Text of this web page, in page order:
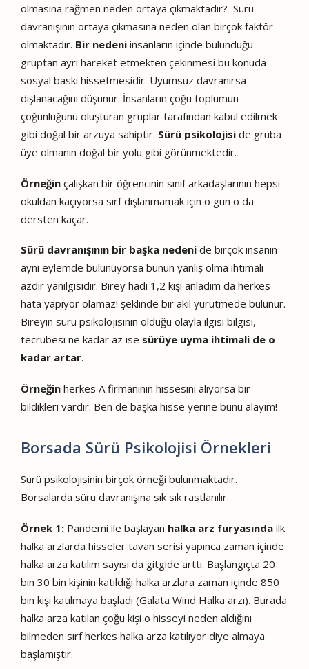
olmasına rağmen neden ortaya çıkmaktadır? Sürü
davranışının ortaya çıkmasına neden olan birçok faktör
olmaktadır. Bir nedeni insanların içinde bulunduğu
gruptan ayrı hareket etmekten çekinmesi bu konuda
sosyal baskı hissetmesidir. Uyumsuz davranırsa
dışlanacağını düşünür. İnsanların çoğu toplumun
çoğunluğunu oluşturan gruplar tarafından kabul edilmek
gibi doğal bir arzuya sahiptir. Sürü psikolojisi de gruba
üye olmanın doğal bir yolu gibi görünmektedir.
Örneğin çalışkan bir öğrencinin sınıf arkadaşlarının hepsi
okuldan kaçıyorsa sırf dışlanmamak için o gün o da
dersten kaçar.
Sürü davranışının bir başka nedeni de birçok insanın
aynı eylemde bulunuyorsa bunun yanlış olma ihtimali
azdır yanılgısıdır. Birey hadi 1,2 kişi anladım da herkes
hata yapıyor olamaz! şeklinde bir akıl yürütmede bulunur.
Bireyin sürü psikolojisinin olduğu olayla ilgisi bilgisi,
tecrübesi ne kadar az ise sürüye uyma ihtimali de o
kadar artar.
Örneğin herkes A firmanınin hissesini alıyorsa bir
bildikleri vardır. Ben de başka hisse yerine bunu alayım!
Borsada Sürü Psikolojisi Örnekleri
Sürü psikolojisinin birçok örneği bulunmaktadır.
Borsalarda sürü davranışına sık sık rastlanılır.
Örnek 1: Pandemi ile başlayan halka arz furyasında ilk
halka arzlarda hisseler tavan serisi yapınca zaman içinde
halka arza katılım sayısı da gitgide arttı. Başlangıçta 20
bin 30 bin kişinin katıldığı halka arzlara zaman içinde 850
bin kişi katılmaya başladı (Galata Wind Halka arzı). Burada
halka arza katılan çoğu kişi o hisseyi neden aldığını
bilmeden sırf herkes halka arza katılıyor diye almaya
başlamıştır.